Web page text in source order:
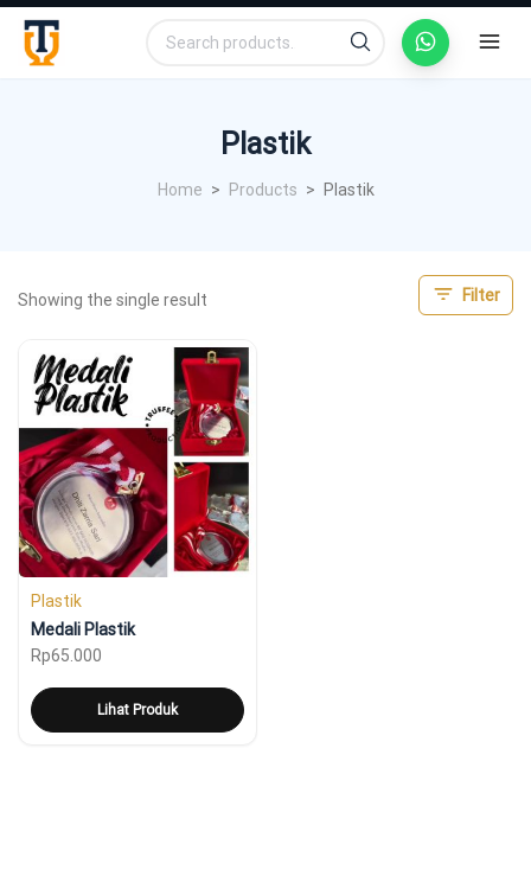
Search
Search
Plastik
Home > Products > Plastik
Showing the single result Filter
Plastik
Medali Plastik
Rp65.000
Lihat Produk